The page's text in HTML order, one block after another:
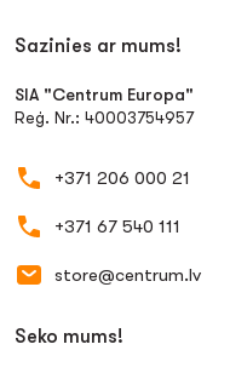
Sazinies ar mums!
SIA "Centrum Europa"
Reģ. Nr.: 40003754957
+371 206 000 21
+371 67 540 111
store@centrum.lv
Seko mums!